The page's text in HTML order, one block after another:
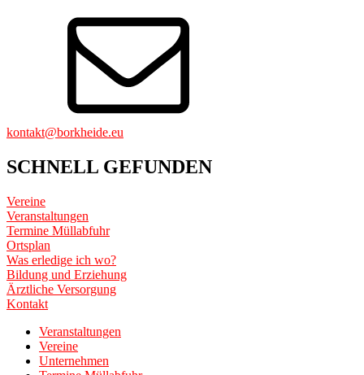
kontakt@borkheide.eu
SCHNELL GEFUNDEN
Vereine
Veranstaltungen
Termine Müllabfuhr
Ortsplan
Was erledige ich wo?
Bildung und Erziehung
Ärztliche Versorgung
Kontakt
Veranstaltungen
Vereine
Unternehmen